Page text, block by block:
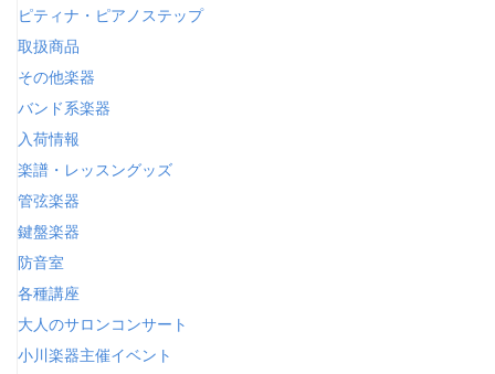
ピティナ・ピアノステップ
取扱商品
その他楽器
バンド系楽器
入荷情報
楽譜・レッスングッズ
管弦楽器
鍵盤楽器
防音室
各種講座
大人のサロンコンサート
小川楽器主催イベント